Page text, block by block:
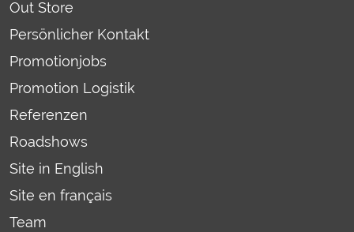
Out Store
Persönlicher Kontakt
Promotionjobs
Promotion Logistik
Referenzen
Roadshows
Site in English
Site en français
Team